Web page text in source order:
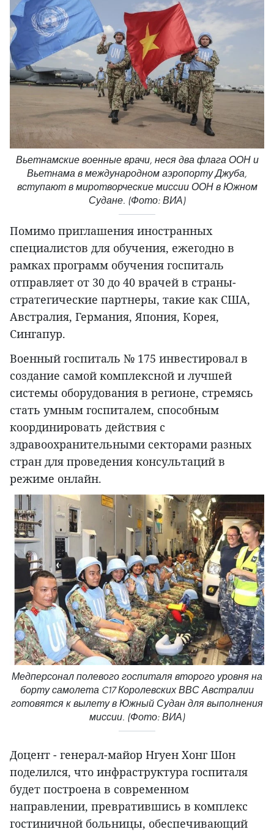
Вьетнамские военные врачи, неся два флага ООН и
Вьетнама в международном аэропорту Джуба,
вступают в миротворческие миссии ООН в Южном
Судане. (Фото: ВИА)
Помимо приглашения иностранных
специалистов для обучения, ежегодно в
рамках программ обучения госпиталь
отправляет от 30 до 40 врачей в страны-
стратегические партнеры, такие как США,
Австралия, Германия, Япония, Корея,
Сингапур.
Военный госпиталь № 175 инвестировал в
создание самой комплексной и лучшей
системы оборудования в регионе, стремясь
стать умным госпиталем, способным
координировать действия с
здравоохранительными секторами разных
стран для проведения консультаций в
режиме онлайн.
Медперсонал полевого госпиталя второго уровня на
борту самолета C17 Королевских ВВС Австралии
готовятся к вылету в Южный Судан для выполнения
миссии. (Фото: ВИА)
Доцент - генерал-майор Нгуен Хонг Шон
поделился, что инфраструктура госпиталя
будет построена в современном
направлении, превратившись в комплекс
гостиничной больницы, обеспечивающий